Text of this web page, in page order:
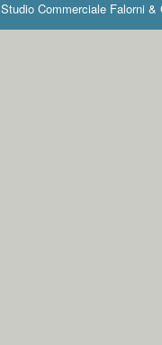
Studio Commerciale Falorni